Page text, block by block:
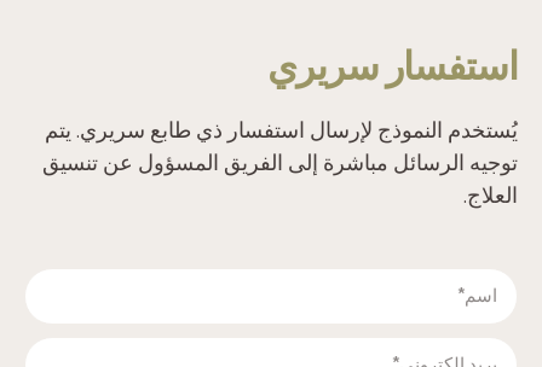
‫استفسار سريري‬
‫يُستخدم النموذج لإرسال استفسار ذي طابع سريري. يتم
توجيه الرسائل مباشرة إلى الفريق المسؤول عن تنسيق
العلاج.‬